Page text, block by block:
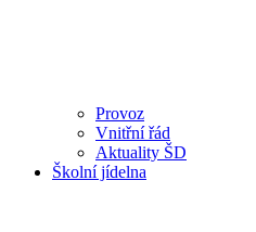
Provoz
Vnitřní řád
Aktuality ŠD
Školní jídelna